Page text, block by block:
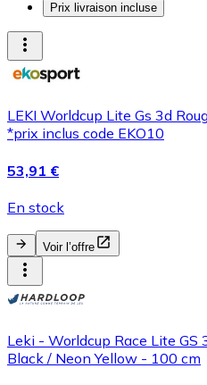
Prix livraison incluse
LEKI Worldcup Lite Gs 3d
*prix inclus code EKO10
53,91 €
En stock
Voir l’offre
Leki - Worldcup Race Lite
Black / Neon Yellow - 100 cm